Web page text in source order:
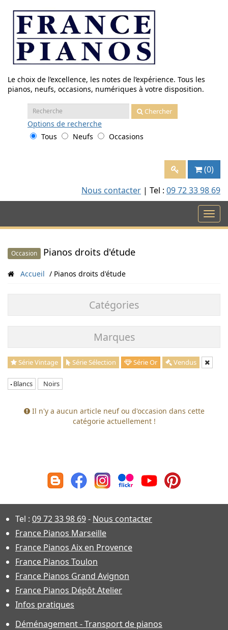
contenu
Le choix de l’excellence, les notes de l’expérience. Tous les
pianos, neufs, occasions, numériques à votre disposition.
Recherche
:
Chercher
Options de recherche
Tous
Neufs Occasions
(0)
Nous contacter | Tel : 09 72 33 98 69
Occasion Pianos droits d'étude
Accueil Pianos droits d'étude
Catégories
Marques
Série Vintage Série Sélection Série Or Vendus
Blancs Noirs
Il n'y a aucun article neuf ou d'occasion dans cette
catégorie actuellement !
Tel : 09 72 33 98 69- Nous contacter
France Pianos Marseille
France Pianos Aix en Provence
France Pianos Toulon
France Pianos Grand Avignon
France Pianos Dépôt Atelier
Infos pratiques
Déménagement - Transport de pianos